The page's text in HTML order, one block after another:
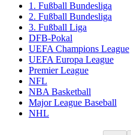
1. Fußball Bundesliga
2. Fußball Bundesliga
3. Fußball Liga
DFB-Pokal
UEFA Champions League
UEFA Europa League
Premier League
NFL
NBA Basketball
Major League Baseball
NHL